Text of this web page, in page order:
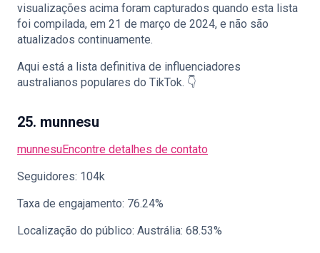
visualizações acima foram capturados quando esta lista
foi compilada, em 21 de março de 2024, e não são
atualizados continuamente.
Aqui está a lista definitiva de influenciadores
australianos populares do TikTok. 👇
25. munnesu
munnesuEncontre detalhes de contato
Seguidores: 104k
Taxa de engajamento: 76.24%
Localização do público: Austrália: 68.53%